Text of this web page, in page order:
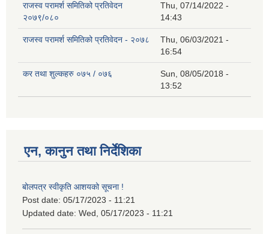
राजस्व परामर्श समितिको प्रतिवेदन
२०७९/०८०
Thu, 07/14/2022 -
14:43
राजस्व परामर्श समितिको प्रतिवेदन - २०७८
Thu, 06/03/2021 -
16:54
कर तथा शुल्कहरु ०७५ / ०७६
Sun, 08/05/2018 -
13:52
एन, कानुन तथा निर्देशिका
बोलपत्र स्वीकृति आशयको सूचना !
Post date: 05/17/2023 - 11:21
Updated date: Wed, 05/17/2023 - 11:21